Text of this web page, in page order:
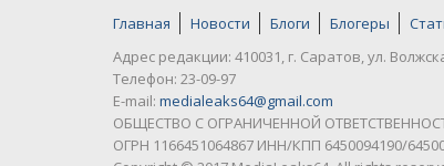
Главная Новости Блоги Блогеры
Адрес редакции: 410031, г. Саратов, ул.
Телефон: 23-09-97
E-mail: medialeaks64@gmail.com
ОБЩЕСТВО С ОГРАНИЧЕННОЙ
ОГРН 1166451064867 ИНН/КПП 6450094190/